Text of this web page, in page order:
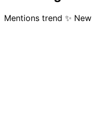
Mentions trend ✨ New